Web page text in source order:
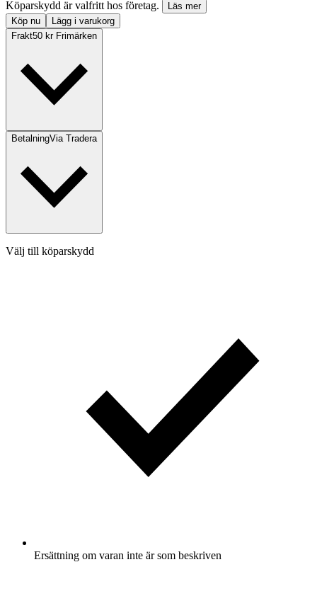
Köparskydd är valfritt hos företag.
Läs mer
Köp nu
Lägg i varukorg
Frakt50 kr Frimärken
BetalningVia Tradera
Välj till köparskydd
Ersättning om varan inte är som beskriven